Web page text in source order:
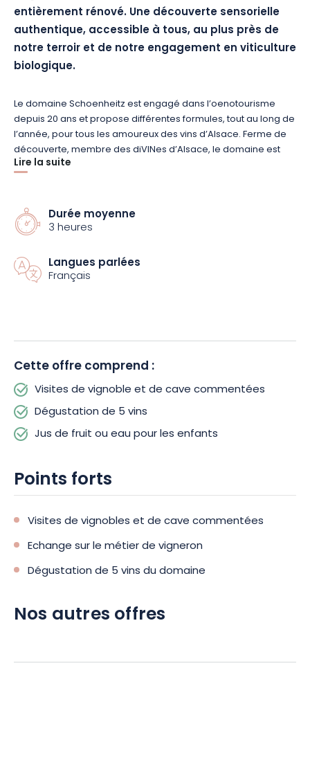
entièrement rénové. Une découverte sensorielle
authentique, accessible à tous, au plus près de
notre terroir et de notre engagement en viticulture
biologique.
Le domaine Schoenheitz est engagé dans l’oenotourisme
depuis 20 ans et propose différentes formules, tout au long de
l’année, pour tous les amoureux des vins d’Alsace. Ferme de
découverte, membre des diVINes d’Alsace, le domaine est
labellisé « Vignobles et Découvertes », « Cave de Noël »,
Pour cette expérience, vous découvrirez l’histoire de cette
vallée et de son vignoble, vous découvrirez nos vignes et leur
toutes les étapes de la vinification, du raisin à la bouteille de
vin ! De retour au caveau, vous dégusterez de façon
Lire la suite
Durée moyenne
3 heures
Langues parlées
Français
Cette offre comprend :
Visites de vignoble et de cave commentées
Dégustation de 5 vins
Jus de fruit ou eau pour les enfants
Points forts
Visites de vignobles et de cave commentées
Echange sur le métier de vigneron
Dégustation de 5 vins du domaine
Nos autres offres